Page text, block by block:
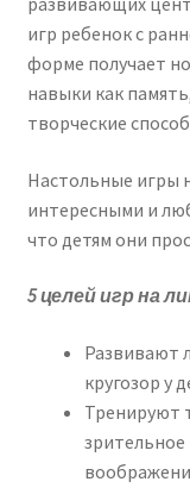
игр ребенок с
форме получает
навыки как
творческие
Настольные игры
интересными и
что детям они
5 целей игр на
Развивают
кругозор у
Тренируют
зрительное